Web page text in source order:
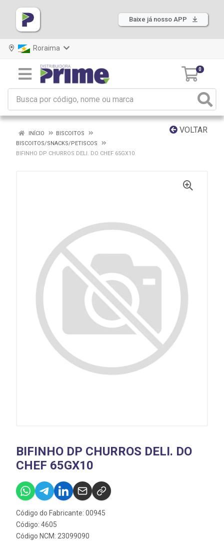
Baixe já nosso APP
Roraima
0
VOLTAR
INÍCIO
BISCOITOS
BISCOITOS/SNACKS/PETISCOS
BIFINHO DP CHURROS DELI. DO CHEF 65GX10
BIFINHO DP CHURROS DELI. DO
CHEF 65GX10
Código do Fabricante: 00945
Código: 4605
Código NCM: 23099090